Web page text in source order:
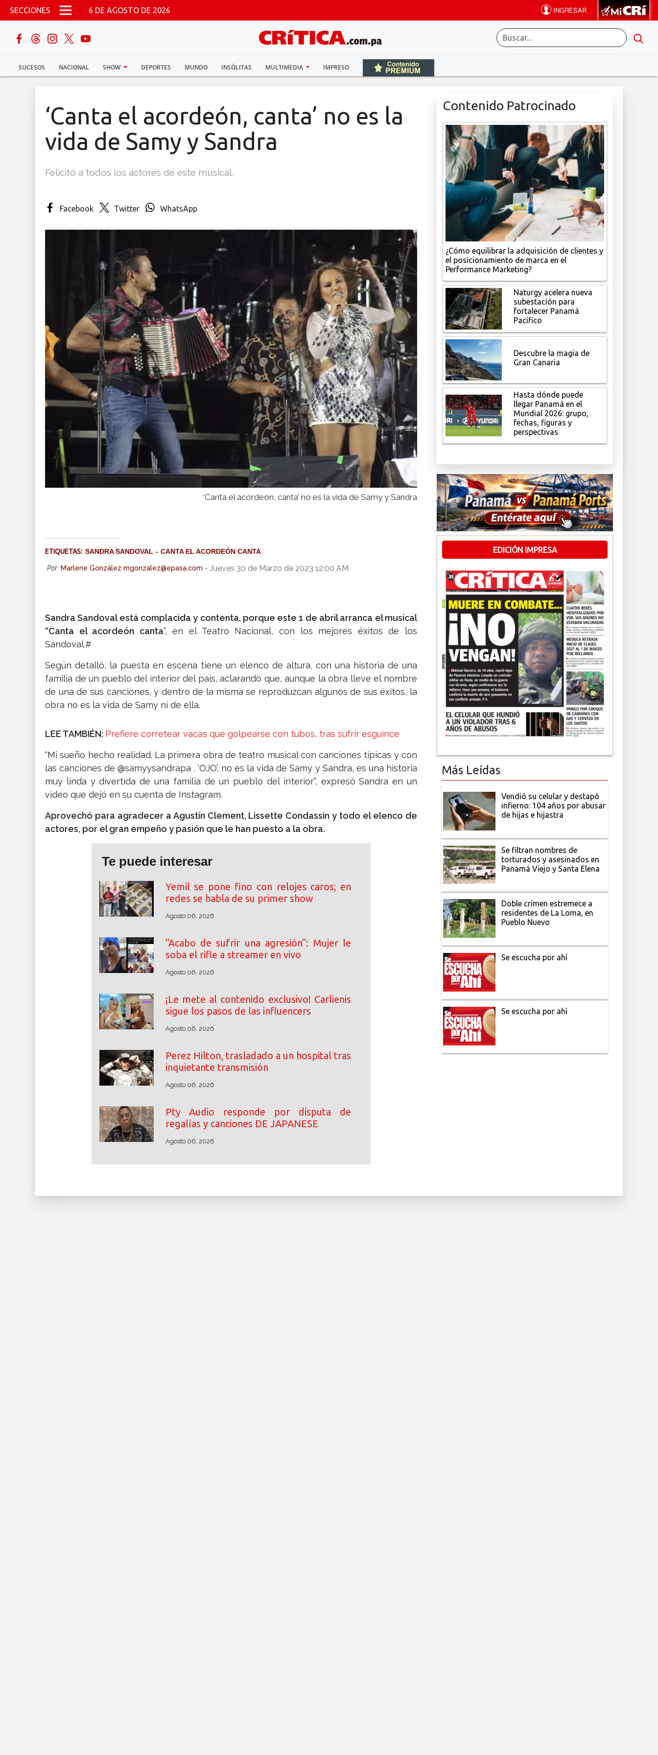
Pasar al contenido principal
SECCIONES 6 DE AGOSTO DE 2026
SUCESOS NACIONAL SHOW DEPORTES MUNDO INSÓLITAS MULTIMEDIA IMPRESO
buscar
Sucesos
‘Canta el acordeón, canta’ no es la
vida de Samy y Sandra
Felicitó a todos los actores de este musical.
Facebook Twitter WhatsApp
‘Canta el acordeón, canta’ no es la vida de Samy y Sandra
ETIQUETAS: SANDRA SANDOVAL CANTA EL ACORDEÓN CANTA
Por: Marlene González mgonzalez@epasa.com - Jueves 30 de Marzo de 2023 12:00 AM
Sandra Sandoval está complacida y contenta, porque este 1 de abril arranca el musical
“Canta el acordeón canta”, en el Teatro Nacional, con los mejores éxitos de los
Sandoval.#
Según detalló, la puesta en escena tiene un elenco de altura, con una historia de una
familia de un pueblo del interior del país, aclarando que, aunque la obra lleve el nombre
de una de sus canciones, y dentro de la misma se reproduzcan algunos de sus éxitos, la
obra no es la vida de Samy ni de ella.
LEE TAMBIÉN: Prefiere corretear vacas que golpearse con tubos, tras sufrir esguince
“Mi sueño hecho realidad. La primera obra de teatro musical con canciones típicas y con
las canciones de @samyysandrapa . ‘OJO’, no es la vida de Samy y Sandra, es una historia
muy linda y divertida de una familia de un pueblo del interior”, expresó Sandra en un
video que dejó en su cuenta de Instagram.
Aprovechó para agradecer a Agustín Clement, Lissette Condassin y todo el elenco de
actores, por el gran empeño y pasión que le han puesto a la obra.
Te puede interesar
Yemil se pone fino con relojes caros; en
redes se habla de su primer show
Agosto 06, 2026
"Acabo de sufrir una agresión": Mujer le
soba el rifle a streamer en vivo
Agosto 06, 2026
¡Le mete al contenido exclusivo! Carlienis
sigue los pasos de las influencers
Agosto 06, 2026
Perez Hilton, trasladado a un hospital tras
inquietante transmisión
Agosto 06, 2026
Pty Audio responde por disputa de
regalías y canciones DE JAPANESE
Agosto 06, 2026
Contenido Patrocinado
¿Cómo equilibrar la adquisición de clientes y
el posicionamiento de marca en el
Performance Marketing?
Naturgy acelera nueva
subestación para
fortalecer Panamá
Pacífico
Descubre la magia de
Gran Canaria
Hasta dónde puede
llegar Panamá en el
Mundial 2026: grupo,
fechas, figuras y
perspectivas
EDICIÓN IMPRESA
Más Leídas
Vendió su celular y destapó
infierno: 104 años por abusar
de hijas e hijastra
Se filtran nombres de
torturados y asesinados en
Panamá Viejo y Santa Elena
Doble crimen estremece a
residentes de La Loma, en
Pueblo Nuevo
Se escucha por ahí
Se escucha por ahí